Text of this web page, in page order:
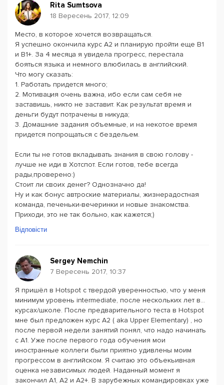
Rita Sumtsova
18 Вересень 2017, 12:09
Место, в которое хочется возвращаться.
Я успешно окончила курс А2 и планирую пройти еще В1
и В1+. За 4 месяца я увидела прогресс, перестала
бояться языка и немного влюбилась в английский.
Что могу сказать:
1. Работать придется много;
2. Мотивация очень важна, ибо если сам себя не
заставишь, никто не заставит. Как результат время и
деньги будут потрачены в никуда;
3. Домашние задания объемные, и на некотое время
придется попрощаться с бездельем.
Если ты не готов вкладывать знания в свою голову -
лучше не иди в Хотспот. Если готов, тебе всегда
рады,проверено:)
Стоит ли своих денег? Однозначно да!
Ну и как бонус автроские материалы, жизнерадостная
команда, печеньки-вечеринки и новые знакомства.
Приходи, это не так больно, как кажется;)
Відповісти
Sergey Nemchin
7 Вересень 2017, 10:37
Я пришёл в Hotspot с твердой уверенностью, что у меня
минимум уровень intermediate, после нескольких лет в...
курсах/школе. После предварительного теста в Hotspot
мне был предложен курс А2 ( aka Upper Elementary) , но
после первой недели занятий понял, что надо начинать
с А1. Уже после первого года обучения мои
иностранные коллеги были приятно удивлены моим
прогрессом в английском. Я считаю это объекьивная
оценка независимых людей. Наданный момент я
закончил А1, А2 и А2+. В зарубежных командировках уже